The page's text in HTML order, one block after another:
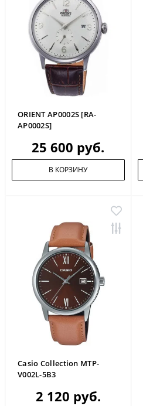
ORIENT AP0002S [RA-
AP0002S]
25 600 руб.
В КОРЗИНУ
Casio Collection MTP-
V002L-5B3
2 120 руб.